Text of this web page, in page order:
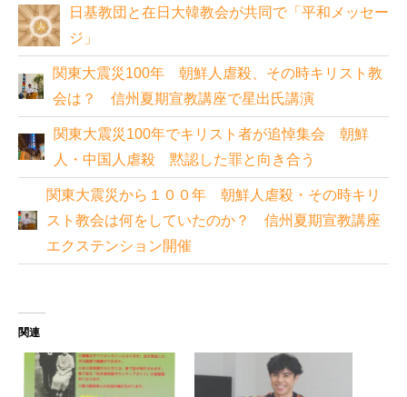
日基教団と在日大韓教会が共同で「平和メッセー
ジ」
関東大震災100年 朝鮮人虐殺、その時キリスト教
会は？ 信州夏期宣教講座で星出氏講演
関東大震災100年でキリスト者が追悼集会 朝鮮
人・中国人虐殺 黙認した罪と向き合う
関東大震災から１００年 朝鮮人虐殺・その時キリ
スト教会は何をしていたのか？ 信州夏期宣教講座
エクステンション開催
関連